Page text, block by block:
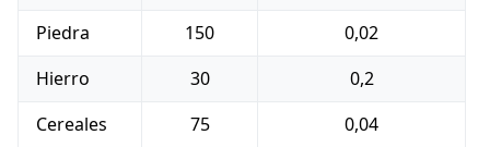
Piedra
150
0,02
Hierro
30
0,2
Cereales
75
0,04